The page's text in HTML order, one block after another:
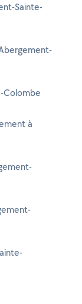
Sainte-
Colombe
à